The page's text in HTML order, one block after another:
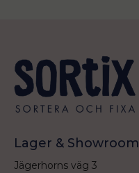
Lager & Showroom
Jägerhorns väg 3